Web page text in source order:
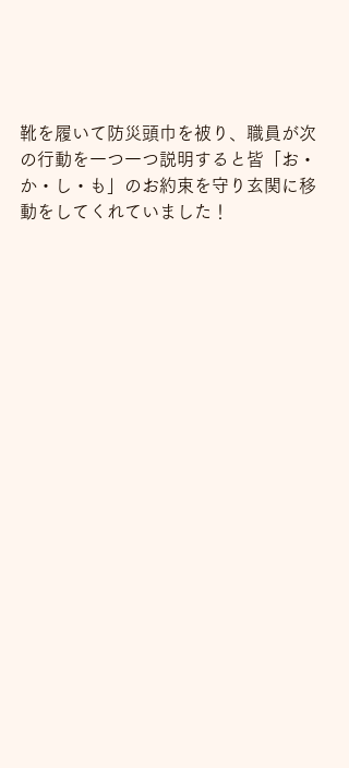
靴を履いて防災頭巾を被り、職員が次
の行動を一つ一つ説明すると皆「お・
か・し・も」のお約束を守り玄関に移
動をしてくれていました！